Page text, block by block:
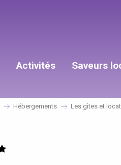
Activités Saveurs
Hébergements Les gîtes et